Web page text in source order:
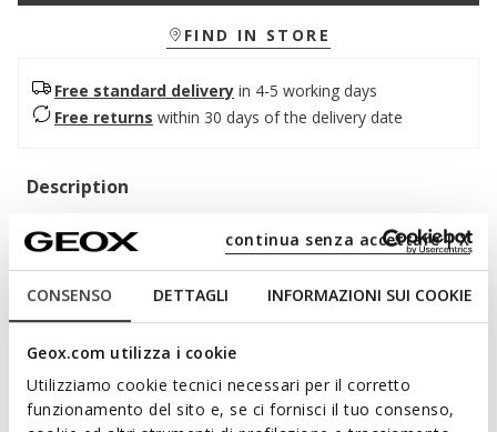
CONSENSO DETTAGLI INFORMAZIONI SUI COOKIE
Geox.com utilizza i cookie
Utilizziamo cookie tecnici necessari per il corretto
funzionamento del sito e, se ci fornisci il tuo consenso,
continua senza accettare | X
FIND IN STORE
Free standard delivery in 4-5 working days
Free returns within 30 days of the delivery date
Description
Women’s biker-style ankle boot with a contemporary, urban
style. Crafted from soft leather, it features a black upper
embellished with a tone-on-tone strap and metal buckle.
Breathable and comfortable, Iridea adds a bold touch to
everyday looks.
ITEM CODE:D66HRB00043C9999
Features